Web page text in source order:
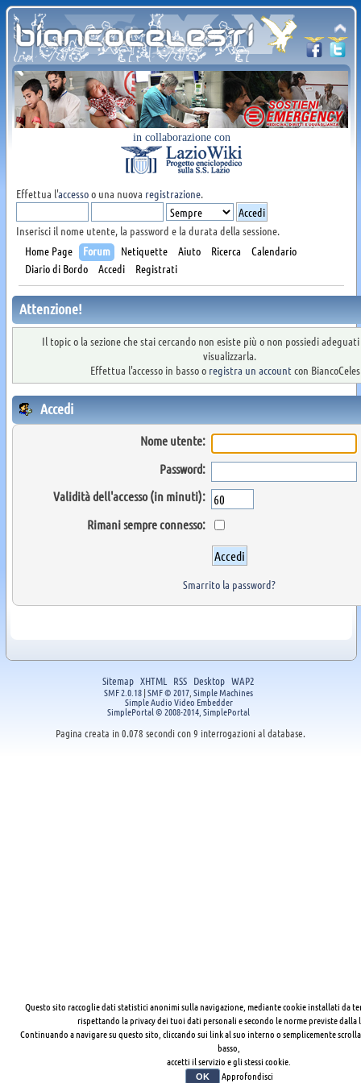
in collaborazione con
Effettua l'accessoo una nuova registrazione.
Inserisci il nome utente, la password e la durata della sessione.
Home Page
Forum Netiquette Aiuto Ricerca
Calendario
Diario di Bordo
Accedi Registrati
Attenzione!
Il topic o la sezione che stai cercando non esiste più o non possiedi
visualizzarla.
Effettua l'accesso in basso o registra un account con
Accedi
Nome utente:
Password:
Validità dell'accesso (in minuti):
Rimani sempre connesso:
Smarrito la password?
Sitemap XHTML RSS Desktop WAP2
SMF 2.0.18|SMF © 2017 Simple Machines
Simple Audio Video Embedder
SimplePortal © 2008-2014, SimplePortal
Pagina creata in 0.078 secondi con 9 interrogazioni al database.
Questo sito raccoglie dati statistici anonimi sulla navigazione, mediante cookie installati da
rispettando la privacy dei tuoi dati personali e secondo le norme previste dalla
Continuando a navigare su questo sito, cliccando sui link al suo interno o semplicemente
basso,
accetti il servizio e gli stessi cookie.
OK Approfondisci